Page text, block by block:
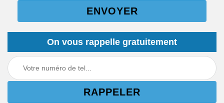
On vous rappelle gratuitement